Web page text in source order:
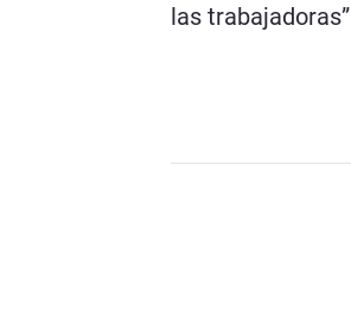
las trabajadoras”